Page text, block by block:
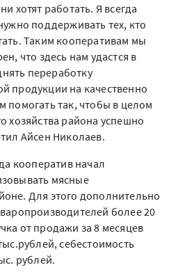
хотят работать. Я всегда
поддерживать тех, кто
Таким кооперативам мы
что здесь нам удастся в
переработку
продукции на качественно
помогать так, чтобы в целом
хозяйства района успешно
Айсен Николаев.
кооператив начал
мясные
Для этого дополнительно
более 20
от продажи за 8 месяцев
себестоимость
рублей.